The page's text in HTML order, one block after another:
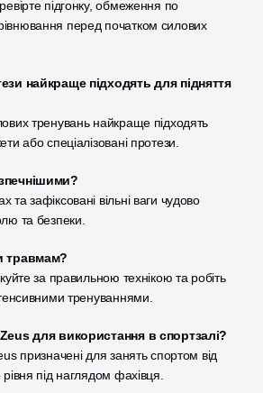
підгонку, обмеження по
перед початком силових
найкраще підходять для підняття
тренувань найкраще підходять
або спеціалізовані протези.
зафіксовані вільні ваги чудово
та безпеки.
травмам?
за правильною технікою та робіть
тренуваннями.
для використання в спортзалі?
призначені для занять спортом від
під наглядом фахівця.